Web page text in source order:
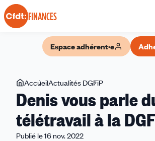
Panneau de gestion des cookies
FINANCES
Espace adhérent·e
Vous
êtes
ici
AccueilActualités DGFiP
vous
parle
du
Denis vous parle
télétravail à la
Publié le 16 nov. 2022